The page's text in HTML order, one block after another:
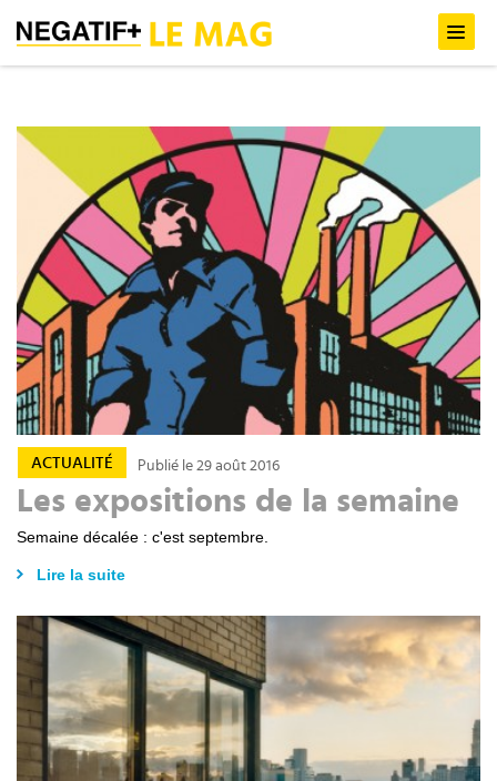
ACTUALITÉ Publié le 29 août 2016
Les expositions de la semaine
Lire la suite